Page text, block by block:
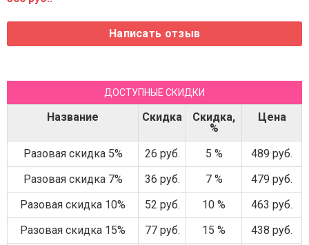
ДОСТУПНЫЕ СКИДКИ
Название Скидка
Скидка,
%
Цена
Разовая скидка 5% 26 руб. 5 %
489 руб.
Разовая скидка 7%
36 руб. 7 %
479 руб.
Разовая скидка 10%
52 руб. 10 %
463 руб.
Разовая скидка 15%
77 руб. 15 %
438 руб.